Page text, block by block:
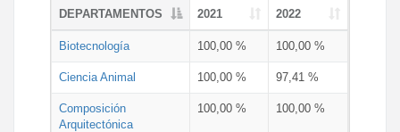
DEPARTAMENTOS 2021 2022
Biotecnología 100,00 % 100,00 %
Ciencia Animal 100,00 % 97,41 %
Composición
Arquitectónica
100,00 % 100,00 %